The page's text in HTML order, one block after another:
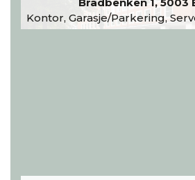
Kontor, Garasje/Parkering, Serveringslokale/Kantine,